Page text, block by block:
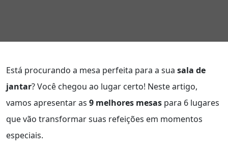
Está procurando a mesa perfeita para a sua sala de
jantar? Você chegou ao lugar certo! Neste artigo,
vamos apresentar as 9 melhores mesas para 6 lugares
que vão transformar suas refeições em momentos
especiais.